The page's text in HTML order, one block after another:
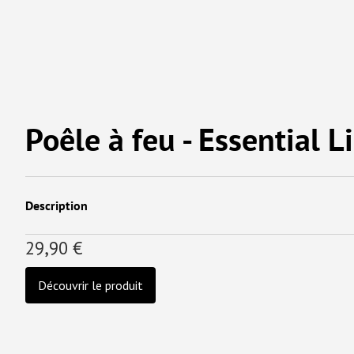
Poêle à feu - Essential
Description
29,90 €
Découvrir le produit